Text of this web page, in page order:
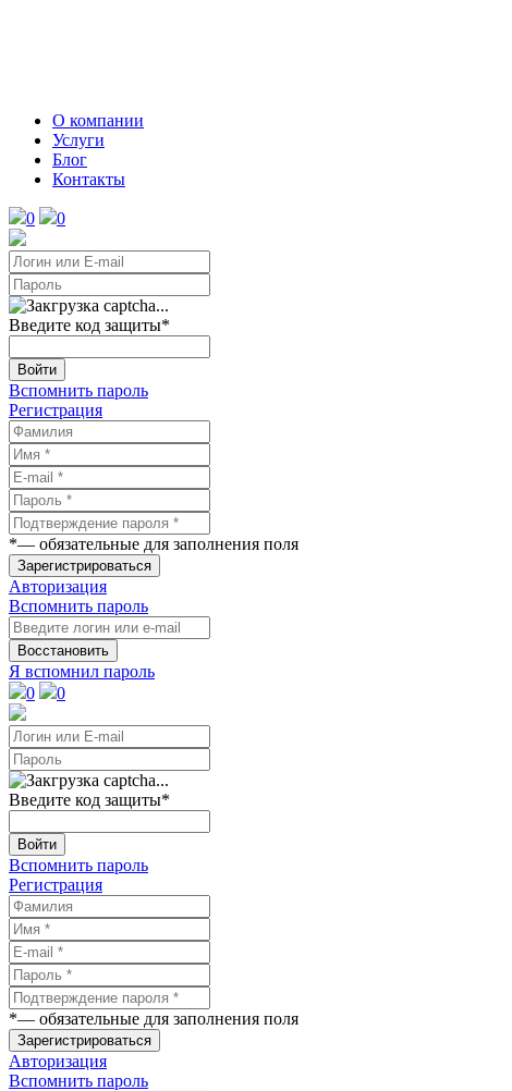
О компании
Услуги
Блог
Контакты
0 0
Введите код защиты*
Войти
Вспомнить пароль
Регистрация
*— обязательные для заполнения поля
Зарегистрироваться
Авторизация
Вспомнить пароль
Восстановить
Я вспомнил пароль
0
0
Введите код защиты*
Войти
Вспомнить пароль
Регистрация
*— обязательные для заполнения поля
Зарегистрироваться
Авторизация
Вспомнить пароль